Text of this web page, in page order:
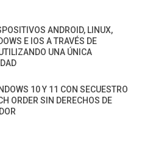
ANDROID, LINUX,
E IOS A TRAVÉS DE
UNA ÚNICA
10 Y 11 CON SECUESTRO
ORDER SIN DERECHOS DE